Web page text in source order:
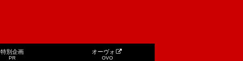
特別企画
PR
オーヴォ
OVO